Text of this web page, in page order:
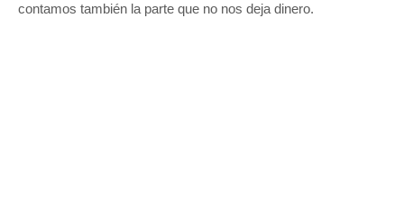
contamos también la parte que no nos deja dinero.